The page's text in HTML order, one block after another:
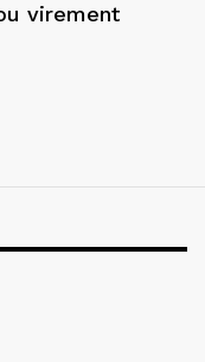
virement